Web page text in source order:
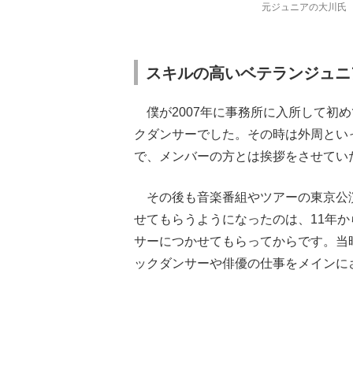
元ジュニアの大川氏
スキルの高いベテランジュ
僕が2007年に事務所に入所して初
クダンサーでした。その時は外周と
で、メンバーの方とは挨拶をさせて
その後も音楽番組やツアーの東京公
せてもらうようになったのは、11年
サーにつかせてもらってからです。
ックダンサーや俳優の仕事をメイン